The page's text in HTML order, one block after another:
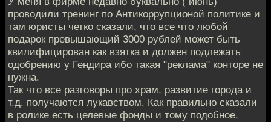
проводили тренинг по Антикоррупционой политике и
там юристы четко сказали, что все что любой
подарок превышающий 3000 рублей может быть
квилифицирован как взятка и должен подлежать
одобрению у Гендира ибо такая "реклама" конторе не
нужна.
Так что все разговоры про храм, развитие города и
т.д. получаются лукавством. Как правильно сказали
в ролике есть целевые фонды и тому подобное.